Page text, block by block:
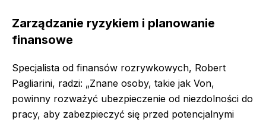
Zarządzanie ryzykiem i planowanie
finansowe
Specjalista od finansów rozrywkowych, Robert
Pagliarini, radzi: „Znane osoby, takie jak Von,
powinny rozważyć ubezpieczenie od niezdolności do
pracy, aby zabezpieczyć się przed potencjalnymi